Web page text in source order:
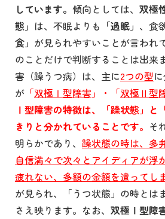
しています。 傾向としては、 双極
態」 は、不眠よりも 「過眠」 、食
食」 が見られやすいことが言われ
のことだけで判断することは出
害（躁うつ病）は、主に2つの型
が 「双極Ⅰ型障害」・「双極Ⅱ型
Ⅰ型障害の特徴は、「躁状態」と
きりと分かれていることです。 そ
明らかであり、 躁状態の時は、多
自信満々で次々とアイディアが浮
疲れない、多額の金額を遣ってし
が見られ、「うつ状態」の時とは
さえ映ります。なお、 双極Ⅰ型障